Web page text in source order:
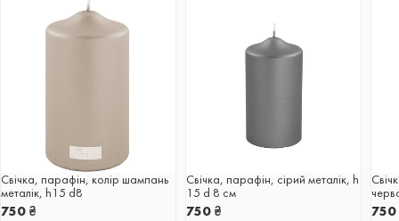
Свічка, парафін, колір шампань
металік, h15 d8
750 ₴
Свічка, парафін, сірий металік, h
15 d 8 см
750 ₴ 750